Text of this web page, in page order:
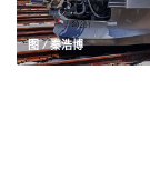
图 / 秦浩博